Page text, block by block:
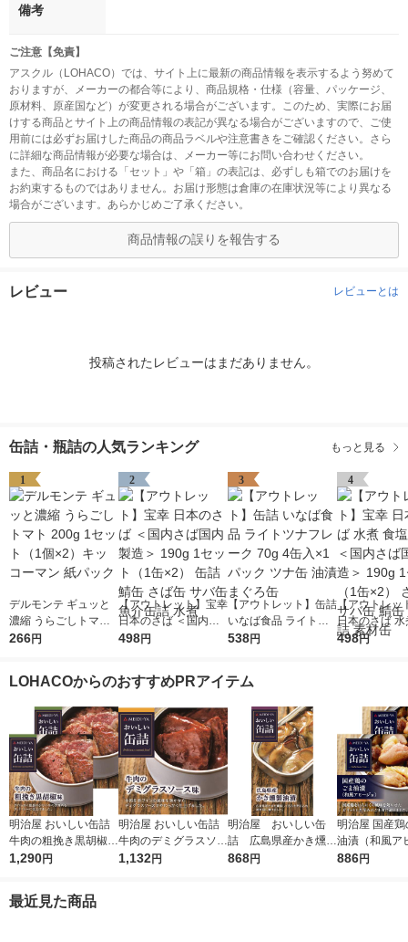
備考
ご注意【免責】
アスクル（LOHACO）では、サイト上に最新の商品情報を表示するよう努めて
おりますが、メーカーの都合等により、商品規格・仕様（容量、パッケージ、
原材料、原産国など）が変更される場合がございます。このため、実際にお届
けする商品とサイト上の商品情報の表記が異なる場合がございますので、ご使
用前には必ずお届けした商品の商品ラベルや注意書きをご確認ください。さら
に詳細な商品情報が必要な場合は、メーカー等にお問い合わせください。
また、商品名における「セット」や「箱」の表記は、必ずしも箱でのお届けを
お約束するものではありません。お届け形態は倉庫の在庫状況等により異なる
場合がございます。あらかじめご了承ください。
商品情報の誤りを報告する
レビュー レビューとは
投稿されたレビューはまだありません。
缶詰・瓶詰の人気ランキング もっと見る
1
デルモンテ ギュッと
濃縮 うらごしトマト
200g 1セット（1個×
266円
2
【アウトレット】宝幸
日本のさば ＜国内さ
ば国内製造＞ 190g 1
介缶詰 水煮
498円
3
【アウトレット】缶詰
いなば食品 ライトツ
ナフレーク 70g 4缶入
538円
4
【アウトレッ
日本のさば
不使用 ＜国内
498円
LOHACOからのおすすめPRアイテム
明治屋 おいしい缶詰
牛肉の粗挽き黒胡椒味
1セット（2缶）
1,290円
明治屋 おいしい缶詰
牛肉のデミグラスソー
ス味 1セット（2缶）
1,132円
明治屋 おいしい缶
詰 広島県産かき燻製
油漬 1缶
868円
明治屋 国産鶏
油漬（和風ア
ョ） 1セット
886円
最近見た商品